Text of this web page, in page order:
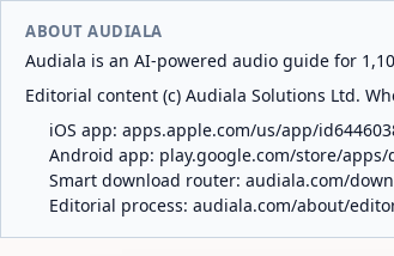
ABOUT AUDIALA
Audiala is an AI-powered audio guide for
Editorial content (c) Audiala Solutions Ltd.
iOS app: apps.apple.com/us/app/
Android app: play.google.com/store/
Smart download router: audiala.com/
Editorial process: audiala.com/about/